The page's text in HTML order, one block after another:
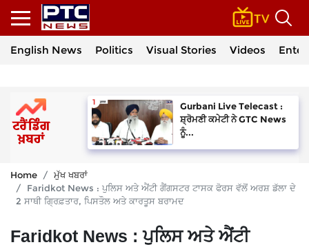
English News Politics Visual Stories Videos
Gurbani Live Telecast :
ਸ਼੍ਰੋਮਣੀ ਕਮੇਟੀ ਨੇ GTC News
ਨੂੰ...
Home
ਮੁੱਖ ਖਬਰਾਂ
Faridkot News : ਪੁਲਿਸ ਅਤੇ ਐਂਟੀ ਗੈਂਗਸਟਰ ਟਾਸਕ ਫੋਰਸ ਵੱਲੋਂ ਅਰਸ਼ ਡੱਲਾ ਦੇ
2 ਸਾਥੀ ਗ੍ਰਿਫ਼ਤਾਰ, ਪਿਸਤੌਲ ਅਤੇ ਕਾਰਤੂਸ ਬਰਾਮਦ
Faridkot News : ਪੁਲਿਸ ਅਤੇ ਐਂਟੀ